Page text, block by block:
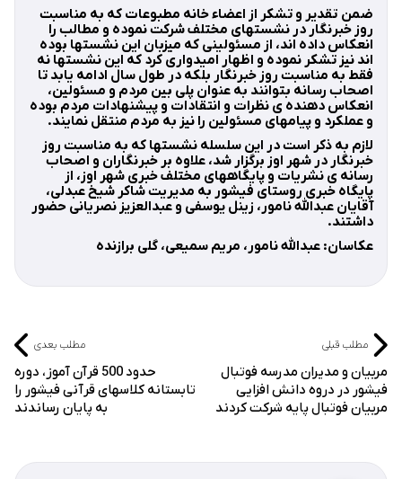
ضمن تقدیر و تشکر از اعضاء خانه مطبوعات که به مناسبت
روز خبرنگار در نشستهای مختلف شرکت نموده و مطالب را
انعکاس داده اند، از مسئولینی که میزبان این نشستها بوده
اند نیز تشکر نموده و اظهار امیدواری کرد که این نشستها نه
فقط به مناسبت روز خبرنگار بلکه در طول سال ادامه یابد تا
اصحاب رسانه بتوانند به عنوان پلی بین مردم و مسئولین،
انعکاس دهنده ی نظرات و انتقادات و پیشنهادات مردم بوده
و عملکرد و پیامهای مسئولین را نیز به مردم منتقل نمایند.
لازم به ذکر است در این سلسله نشستها که به مناسبت روز
خبرنگار در شهر اوز برگزار شد، علاوه بر خبرنگاران و اصحاب
رسانه ی نشریات و پایگاههای مختلف خبری شهر اوز، از
پایگاه خبری روستای فیشور به مدیریت شاکر شیخ عبدلی،
آقایان عبدالله نامور، زینل یوسفی و عبدالعزیز نصریانی حضور
داشتند.
عکاسان: عبدالله نامور، مریم سمیعی، گلی برازنده
مطلب قبلی
مربیان و مدیران مدرسه فوتبال
فیشور در دروه دانش افزایی
مربیان فوتبال پایه شرکت کردند
مطلب بعدی
حدود 500 قرآن آموز، دوره
تابستانه کلاسهای قرآنی فیشور را
به پایان رساندند